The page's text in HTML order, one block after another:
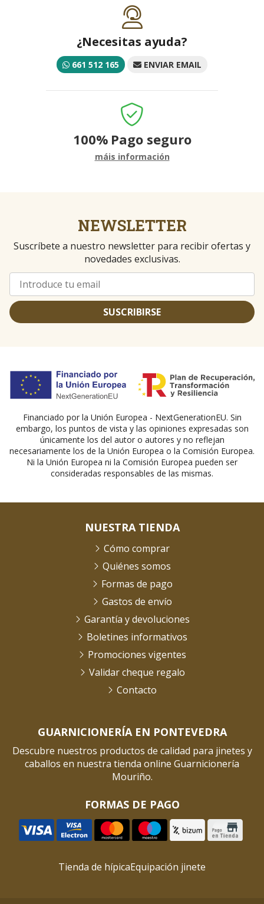
¿Necesitas ayuda?
661 512 165 ENVIAR EMAIL
100% Pago seguro
máis información
NEWSLETTER
Suscríbete a nuestro newsletter para recibir ofertas y
novedades exclusivas.
SUSCRIBIRSE
Financiado por la Unión Europea - NextGenerationEU. Sin
embargo, los puntos de vista y las opiniones expresadas son
únicamente los del autor o autores y no reflejan
necesariamente los de la Unión Europea o la Comisión Europea.
Ni la Unión Europea ni la Comisión Europea pueden ser
consideradas responsables de las mismas.
GUARNICIONERÍA EN PONTEVEDRA
Descubre nuestros productos de calidad para jinetes y
caballos en nuestra tienda online Guarnicionería
Mouriño.
FORMAS DE PAGO
NUESTRA TIENDA
Cómo comprar
Quiénes somos
Formas de pago
Gastos de envío
Garantía y devoluciones
Boletines informativos
Promociones vigentes
Validar cheque regalo
Contacto
Tienda de hípicaEquipación jinete